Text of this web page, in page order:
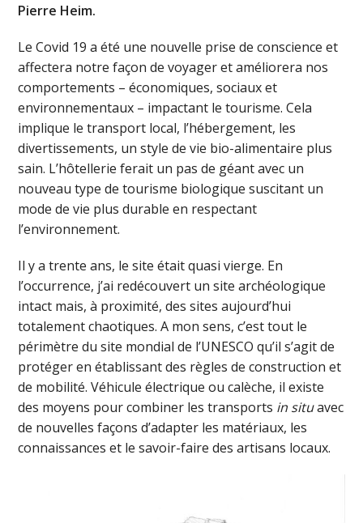
Pierre Heim.
Le Covid 19 a été une nouvelle prise de conscience et
affectera notre façon de voyager et améliorera nos
comportements – économiques, sociaux et
environnementaux – impactant le tourisme. Cela
implique le transport local, l’hébergement, les
divertissements, un style de vie bio-alimentaire plus
sain. L’hôtellerie ferait un pas de géant avec un
nouveau type de tourisme biologique suscitant un
mode de vie plus durable en respectant
l’environnement.
Il y a trente ans, le site était quasi vierge. En
l’occurrence, j’ai redécouvert un site archéologique
intact mais, à proximité, des sites aujourd’hui
totalement chaotiques. A mon sens, c’est tout le
périmètre du site mondial de l’UNESCO qu’il s’agit de
protéger en établissant des règles de construction et
de mobilité. Véhicule électrique ou calèche, il existe
des moyens pour combiner les transports in situavec
de nouvelles façons d’adapter les matériaux, les
connaissances et le savoir-faire des artisans locaux.